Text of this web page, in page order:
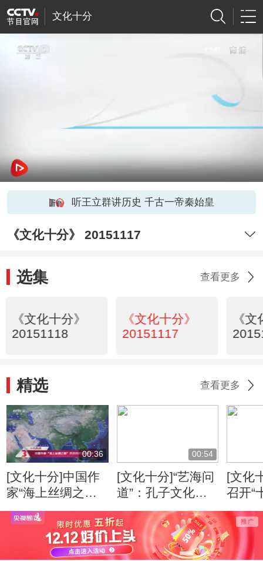
文化十分
听王立群讲历史 千古一帝秦始皇
《文化十分》 20151117
选集 查看更多
《文化十分》
20151118
《文化十分》
20151117
《
精选 查看更多
00:36
[文化十分]中国作
家“海上丝绸之
路”采访采风活动
开启
00:54
[文化十分]“艺海问
道”：孔子文化形
象的当代传播
[文化
召开“
专家